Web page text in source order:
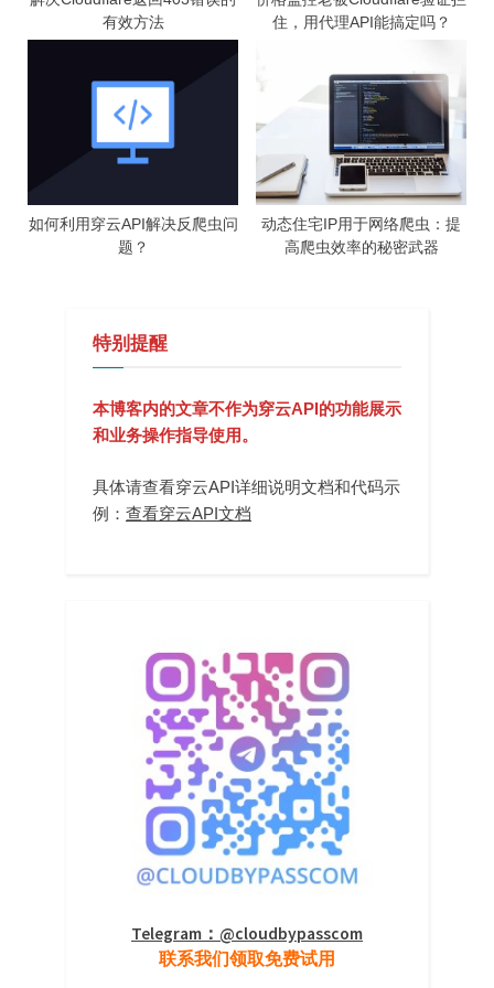
有效方法
住，用代理API能搞定吗？
如何利用穿云API解决反爬虫问
题？
动态住宅IP用于网络爬虫：提
高爬虫效率的秘密武器
特别提醒
本博客内的文章不作为穿云API的功能展示
和业务操作指导使用。
具体请查看穿云API详细说明文档和代码示
例： 查看穿云API文档
Telegram：@cloudbypasscom
联系我们领取免费试用